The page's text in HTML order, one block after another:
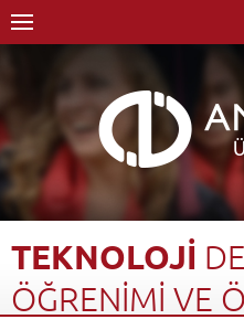
TEKNOLOJİ
ÖĞRENİMİ VE